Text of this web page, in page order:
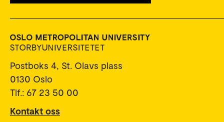
Postboks 4, St. Olavs plass
0130 Oslo
Tlf.: 67 23 50 00
Kontakt oss